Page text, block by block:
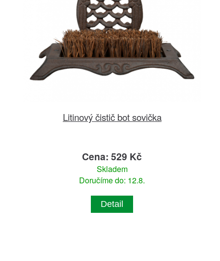
Litinový čistič bot sovička
Cena: 529 Kč
Skladem
Doručíme do: 12.8.
Detail